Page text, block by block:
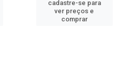
cadastre-se para
ver preços e
comprar